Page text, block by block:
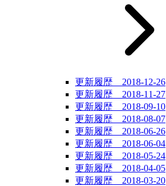
更新履歴 2018-12-26
更新履歴 2018-11-27
更新履歴 2018-09-10
更新履歴 2018-08-07
更新履歴 2018-06-26
更新履歴 2018-06-04
更新履歴 2018-05-24
更新履歴 2018-04-05
更新履歴 2018-03-20